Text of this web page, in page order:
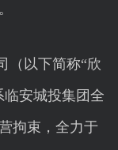
以下简称“欣
临安城投集团全
拘束，全力于